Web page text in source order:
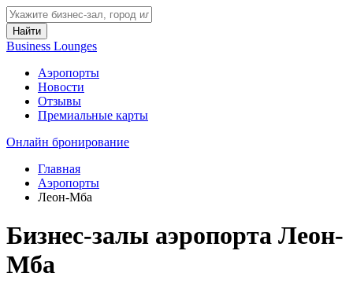
Найти
Business Lounges
Аэропорты
Новости
Отзывы
Премиальные карты
Онлайн бронирование
Главная
Аэропорты
Леон-Мба
Бизнес-залы аэропорта Леон-
Мба